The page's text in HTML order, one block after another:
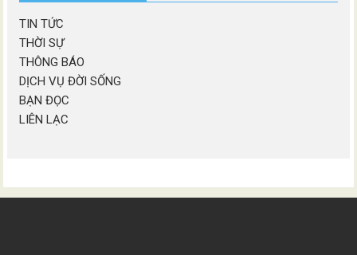
TIN TỨC
THỜI SỰ
THÔNG BÁO
DỊCH VỤ ĐỜI SỐNG
BẠN ĐỌC
LIÊN LẠC